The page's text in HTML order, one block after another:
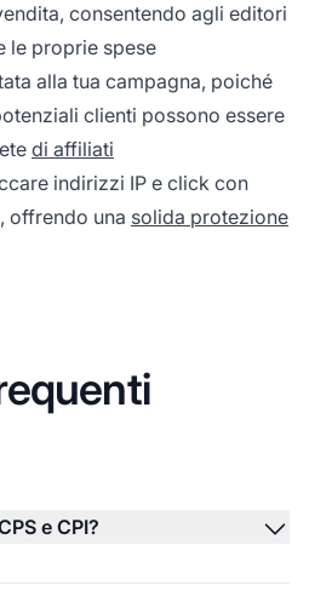
consentendo agli editori
le proprie spese
alla tua campagna, poiché
clienti possono essere
di affiliati
indirizzi IP e click con
offrendo una solida protezione
e CPI?